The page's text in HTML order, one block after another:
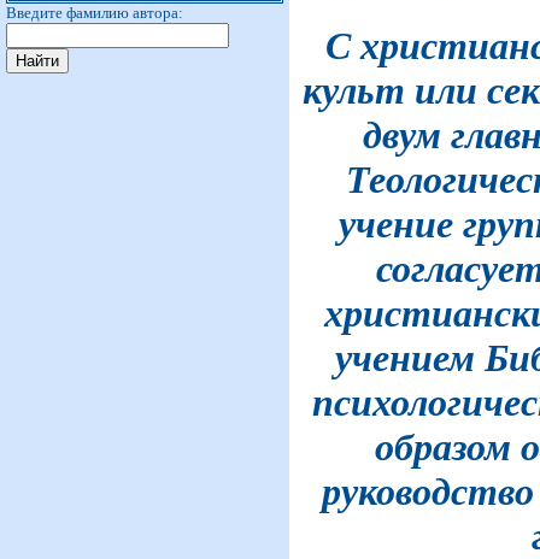
Введите фамилию автора:
С
культ или
двум
учение
учением
образом